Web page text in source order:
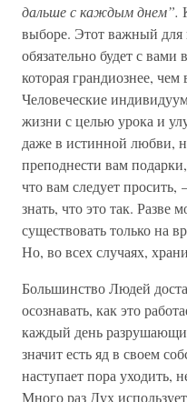
дальше с каждым днем”.
выборе. Этот важный для
обязательно будет с
которая грандиознее,
Человеческие
жизни с целью урока и
даже в истинной любви,
преподнести вам
что вам следует
знать, что это так. Разве
существовать только на
Но, во всех случаях,
Большинство Людей
осознавать, как это
каждый день
значит есть яд в своем
наступает пора уходить,
Много раз Дух